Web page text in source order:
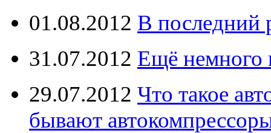
01.08.2012 В последний
31.07.2012 Ещё немного
29.07.2012 Что такое
бывают